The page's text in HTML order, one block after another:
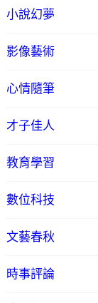
小說幻夢
影像藝術
心情隨筆
才子佳人
教育學習
數位科技
文藝春秋
時事評論